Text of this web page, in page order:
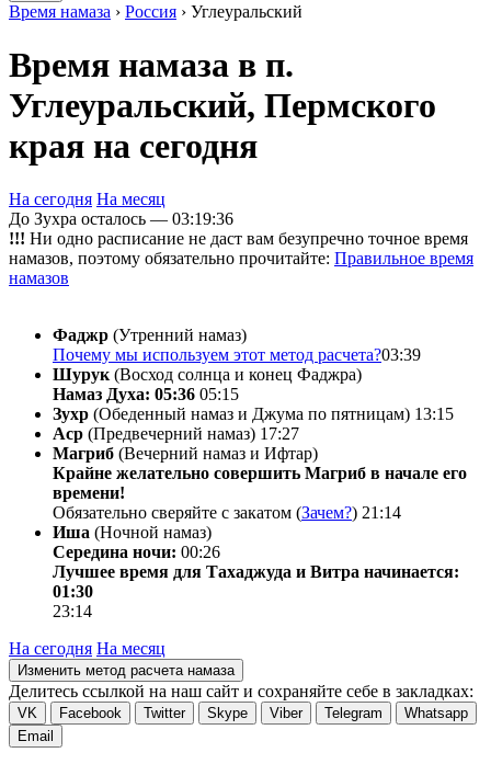
Время намаза › Россия › Углеуральский
Время намаза в п.
Углеуральский, Пермского
края на сегодня
На сегодня На месяц
До Зухра осталось — 03:19:36
!!! Ни одно расписание не даст вам безупречно точное время
намазов, поэтому обязательно прочитайте: Правильное время
намазов
Фаджр (Утренний намаз)
Почему мы используем этот метод расчета?03:39
Шурук (Восход солнца и конец Фаджра)
Намаз Духа: 05:36 05:15
Зухр (Обеденный намаз и Джума по пятницам) 13:15
Аср (Предвечерний намаз) 17:27
Магриб (Вечерний намаз и Ифтар)
Крайне желательно совершить Магриб в начале его
времени!
Обязательно сверяйте с закатом (Зачем?) 21:14
Иша (Ночной намаз)
Середина ночи: 00:26
Лучшее время для Тахаджуда и Витра начинается:
01:30
23:14
На сегодня На месяц
Изменить метод расчета намаза
Делитесь ссылкой на наш сайт и сохраняйте себе в закладках:
VK Facebook Twitter Skype Viber Telegram
Whatsapp
Email